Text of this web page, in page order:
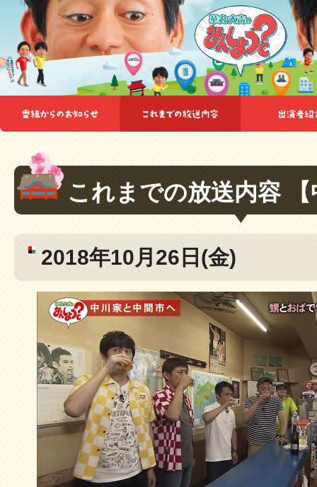
これまでの放送内容
2018年10月26日(金)